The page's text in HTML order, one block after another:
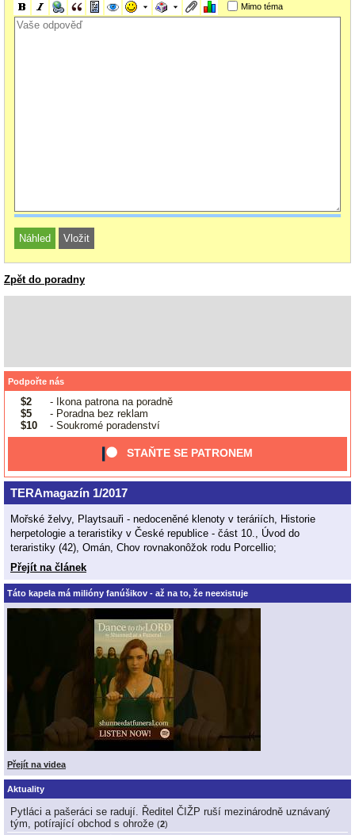
Mimo téma
Zpět do poradny
Podpořte nás
$2
- Ikona patrona na poradně
$5
- Poradna bez reklam
$10
- Soukromé poradenství
STAŇTE SE PATRONEM
TERAmagazín 1/2017
Mořské želvy, Playtsauři - nedoceněné klenoty v teráriích, Historie
herpetologie a teraristiky v České republice - část 10., Úvod do
teraristiky (42), Omán, Chov rovnakonôžok rodu Porcellio;
Přejít na článek
Táto kapela má milióny fanúšikov - až na to, že neexistuje
Přejít na videa
Aktuality
Pytláci a pašeráci se radují. Ředitel ČIŽP ruší mezinárodně uznávaný
tým, potírající obchod s ohrože (2)